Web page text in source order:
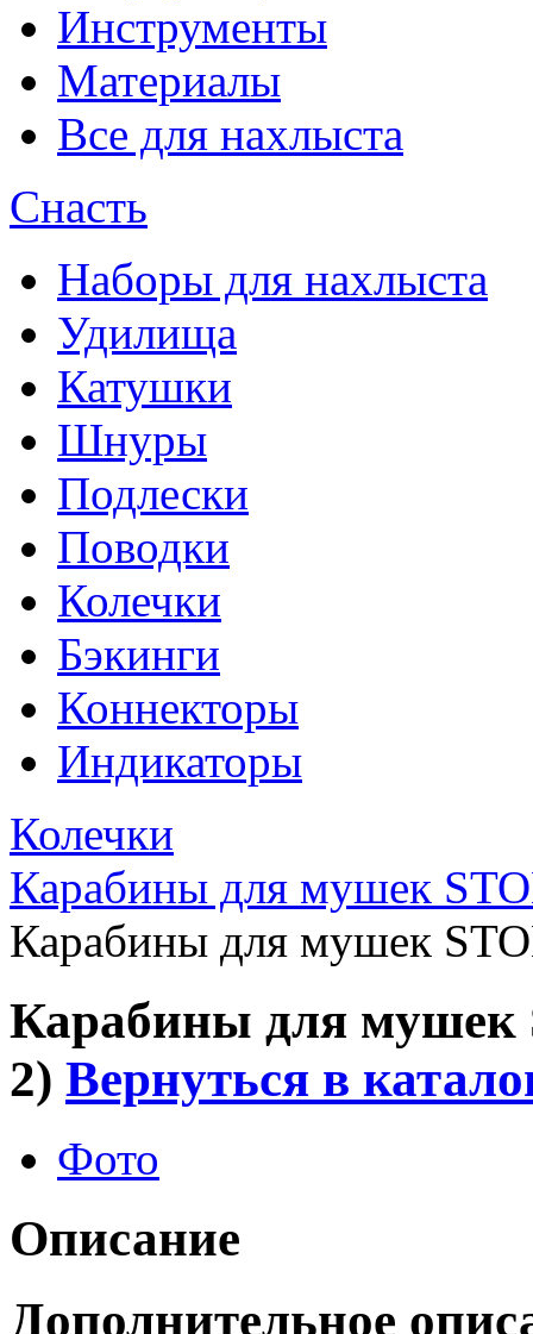
Инструменты
Материалы
Все для нахлыста
Снасть
Наборы для нахлыста
Удилища
Катушки
Шнуры
Подлески
Поводки
Колечки
Бэкинги
Коннекторы
Индикаторы
Колечки
Карабины для мушек
Карабины для мушек
Карабины для мушек
2) Вернуться в
Фото
Описание
Дополнительное